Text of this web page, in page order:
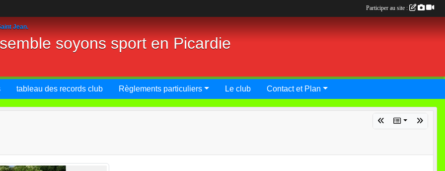
Jean.
soyons sport en Picardie
tableau des records club Règlements particuliers Le club Contact et Plan
Participer au site :